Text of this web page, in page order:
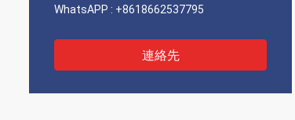
WhatsAPP : +8618662537795
連絡先